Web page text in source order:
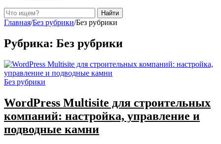
Поиск
Найти
Главная/Без рубрики/Без рубрики
Рубрика: Без рубрики
Без рубрики
WordPress Multisite для строительных
компаний: настройка, управление и
подводные камни